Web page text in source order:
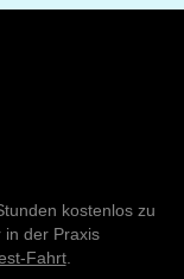
kostenlos zu
in der Praxis
Fahrt.